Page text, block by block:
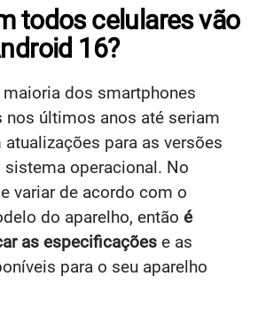
todos celulares vão
16?
maioria dos smartphones
nos últimos anos até seriam
para as versões
operacional. No
variar de acordo com o
do aparelho, então é
as especificações e as
para o seu aparelho